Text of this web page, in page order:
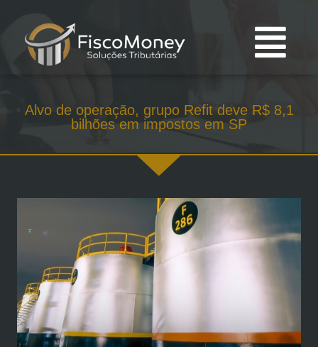
Alvo de operação, grupo Refit deve R$ 8,1
bilhões em impostos em SP